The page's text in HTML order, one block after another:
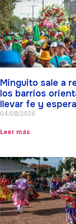
Minguito sale a
los barrios
llevar fe y
04/08/2026
Leer más